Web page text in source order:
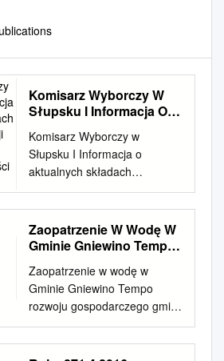
Komisarz Wyborczy W
Słupsku I Informacja O
Obwodowych Komisji
Wyborczych Na
Obszarze Właściwości
Gm
Komisarz Wyborczy w
Słupsku I Informacja o
aktualnych składach
obwodowych komisji
wyborczych na obszarze
właściwości gm. Cewice
Obwodowa Komisja Wyborcza
Cewicach, ul. Wincentego
Witosa 65, 84-312 Cewice: 1.
Małgorzata Maria Broda,
uzupełnienie składu
(Komisarz Wyborczy), zam.
Zaopatrzenie W Wodę W
Gminie Gniewino Tempo
Zaopatrzenie w wodę w
Gminie Gniewino Tempo
rozwoju gospodarczego gminy
Gniewino jest w znacznym
stopniu uzależnione od